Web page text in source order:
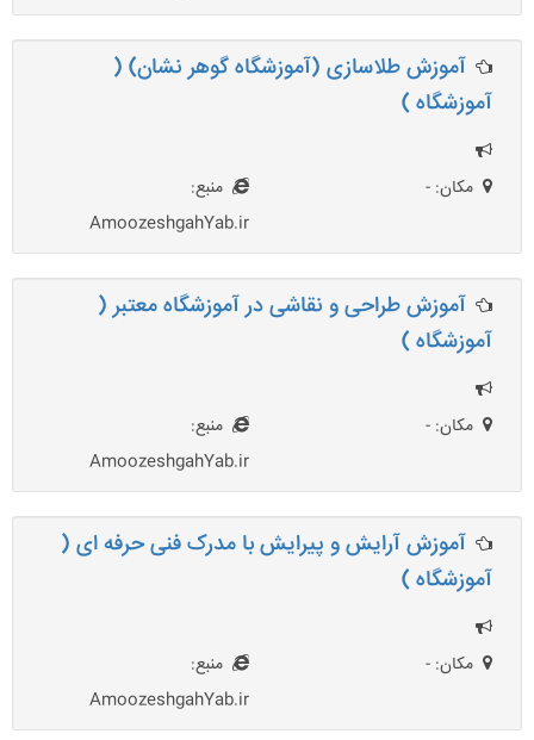
آموزش طلاسازی (آموزشگاه گوهر نشان) (
آموزشگاه )
مکان: -
منبع:
AmoozeshgahYab.ir
آموزش طراحی و نقاشی در آموزشگاه معتبر (
آموزشگاه )
مکان: -
منبع:
AmoozeshgahYab.ir
آموزش آرایش و پیرایش با مدرک فنی حرفه ای (
آموزشگاه )
مکان: -
منبع:
AmoozeshgahYab.ir